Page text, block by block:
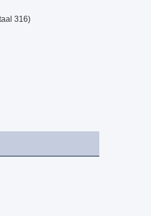
316)